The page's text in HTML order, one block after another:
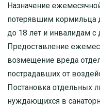
Назначение
потерявшим кормильца
до 18 лет и инвалидам с
Предоставление
возмещение вреда
пострадавших от
Постановка отдельных
нуждающихся в